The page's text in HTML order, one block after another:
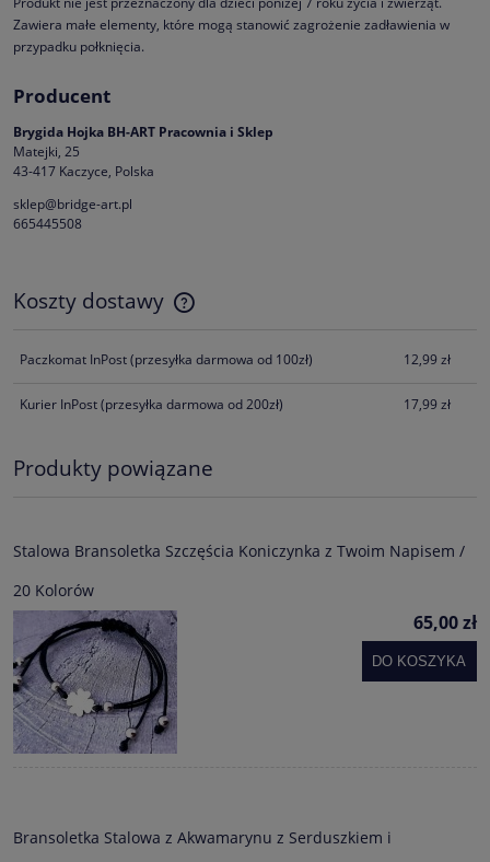
Zawiera małe elementy, które mogą stanowić zagrożenie zadławienia w
przypadku połknięcia.
Producent
Brygida Hojka BH-ART Pracownia i Sklep
Matejki, 25
43-417 Kaczyce, Polska
sklep@bridge-art.pl
665445508
Koszty dostawy
Cena nie zawiera ewentualnych kosztów płatności
Paczkomat InPost(przesyłka darmowa od 100zł) 12,99 zł
Kurier InPost(przesyłka darmowa od 200zł) 17,99 zł
Produkty powiązane
Stalowa Bransoletka Szczęścia Koniczynka z Twoim Napisem /
20 Kolorów
65,00 zł
DO KOSZYKA
Bransoletka Stalowa z Akwamarynu z Serduszkiem i